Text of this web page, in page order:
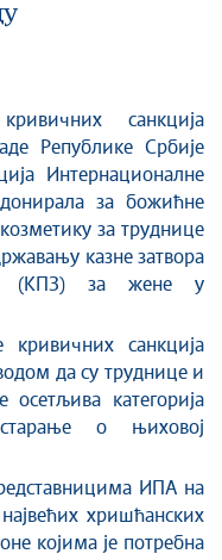
санкција
Републике Србије
Интернационалне
за божићне
за труднице
казне затвора
(КПЗ) за жене у
санкција
да су труднице и
категорија
о њиховој
ИПА на
хришћанских
којима је потребна